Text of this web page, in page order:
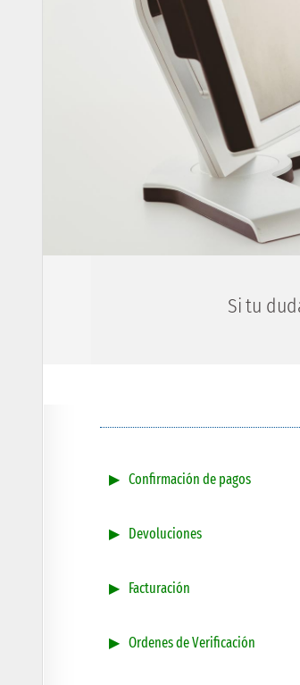
Si tu
Confirmación de pagos
Devoluciones
Facturación
Ordenes de Verificación